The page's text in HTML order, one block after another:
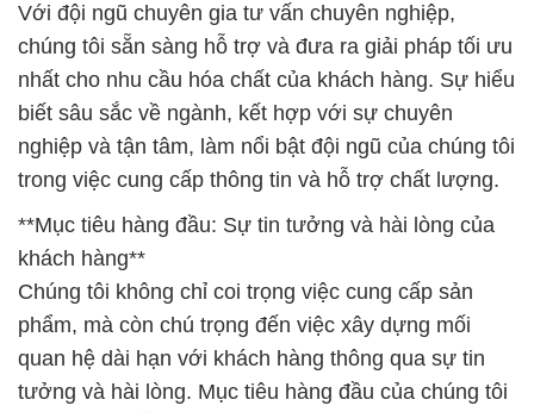
Với đội ngũ chuyên gia tư vấn chuyên nghiệp,
chúng tôi sẵn sàng hỗ trợ và đưa ra giải pháp tối ưu
nhất cho nhu cầu hóa chất của khách hàng. Sự hiểu
biết sâu sắc về ngành, kết hợp với sự chuyên
nghiệp và tận tâm, làm nổi bật đội ngũ của chúng tôi
trong việc cung cấp thông tin và hỗ trợ chất lượng.
**Mục tiêu hàng đầu: Sự tin tưởng và hài lòng của
khách hàng**
Chúng tôi không chỉ coi trọng việc cung cấp sản
phẩm, mà còn chú trọng đến việc xây dựng mối
quan hệ dài hạn với khách hàng thông qua sự tin
tưởng và hài lòng. Mục tiêu hàng đầu của chúng tôi